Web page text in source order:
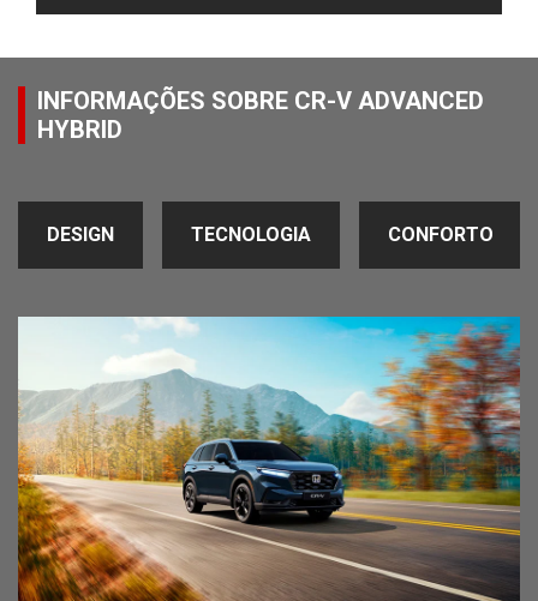
INFORMAÇÕES SOBRE CR-V ADVANCED
HYBRID
DESIGN TECNOLOGIA CONFORTO